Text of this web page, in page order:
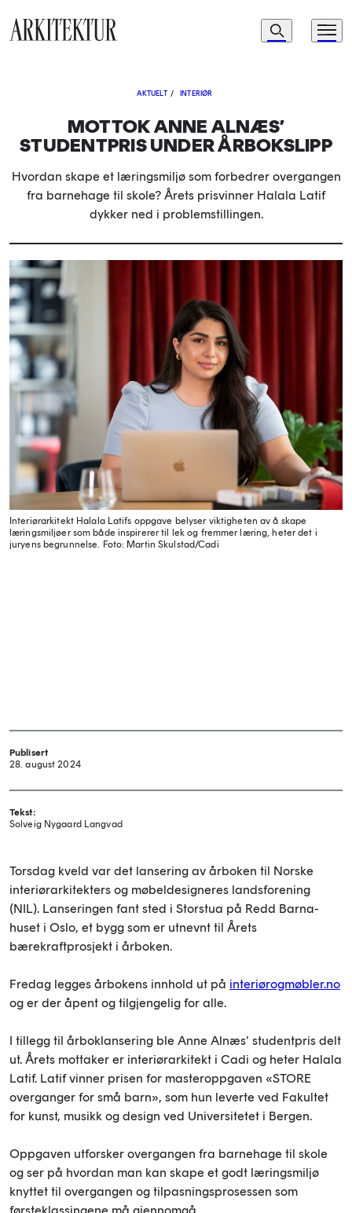
Navigasjon
Søk Meny
AKTUELT / INTERIØR
MOTTOK ANNE ALNÆS’
STUDENTPRIS UNDER ÅRBOKSLIPP
Hvordan skape et læringsmiljø som forbedrer overgangen
fra barnehage til skole? Årets prisvinner Halala Latif
dykker ned i problemstillingen.
Interiørarkitekt Halala Latifs oppgave belyser viktigheten av å skape
læringsmiljøer som både inspirerer til lek og fremmer læring, heter det i
juryens begrunnelse. Foto: Martin Skulstad/Cadi
Publisert
28. august 2024
Tekst:
Solveig Nygaard Langvad
Torsdag kveld var det lansering av årboken til Norske
interiørarkitekters og møbeldesigneres landsforening
(NIL). Lanseringen fant sted i Storstua på Redd Barna-
huset i Oslo, et bygg som er utnevnt til Årets
bærekraftprosjekt i årboken.
Fredag legges årbokens innhold ut på interiørogmøbler.no
og er der åpent og tilgjengelig for alle.
I tillegg til årboklansering ble Anne Alnæs’ studentpris delt
ut. Årets mottaker er interiørarkitekt i Cadi og heter Halala
Latif. Latif vinner prisen for masteroppgaven «STORE
overganger for små barn», som hun leverte ved Fakultet
for kunst, musikk og design ved Universitetet i Bergen.
Oppgaven utforsker overgangen fra barnehage til skole
og ser på hvordan man kan skape et godt læringsmiljø
knyttet til overgangen og tilpasningsprosessen som